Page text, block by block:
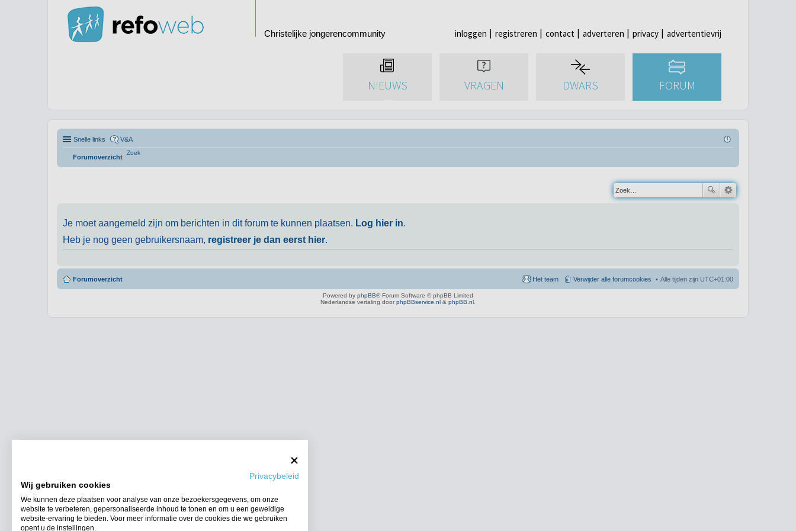
Christelijke jongerencommunity inloggen registreren contact adverteren privacy advertentievrij
NIEUWS VRAGEN DWARS FORUM
Snelle links V&A
Forumoverzicht
Zoek
Je moet aangemeld zijn om berichten in dit forum te kunnen plaatsen. Log hier in.
Heb je nog geen gebruikersnaam, registreer je dan eerst hier.
Forumoverzicht Alle tijden zijn UTC+01:00
Verwijder alle forumcookies
Het team
Powered by phpBB® Forum Software © phpBB Limited
Nederlandse vertaling door phpBBservice.nl & phpBB.nl
Privacybeleid
Wij gebruiken cookies
We kunnen deze plaatsen voor analyse van onze bezoekersgegevens, om onze
website te verbeteren, gepersonaliseerde inhoud te tonen en om u een geweldige
website-ervaring te bieden. Voor meer informatie over de cookies die we gebruiken
opent u de instellingen.